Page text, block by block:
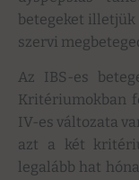
betegeket
szervi
Az IBS-es
Kritériumokban
IV-es változata
azt a két
legalább hat